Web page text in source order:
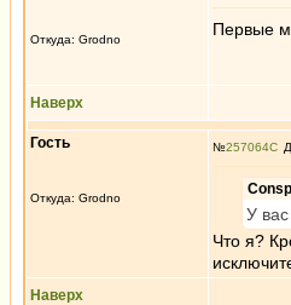
Откуда: Grodno
Первые
Наверх
Гость
Откуда: Grodno
№257064
У
Что я?
Наверх